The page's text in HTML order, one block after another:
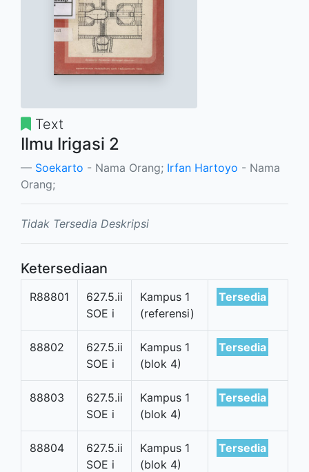
Text
Ilmu Irigasi 2
Soekarto - Nama Orang; Irfan Hartoyo - Nama
Orang;
Tidak Tersedia Deskripsi
Ketersediaan
R88801
627.5.ii
SOE i
Kampus 1
(referensi)
Tersedia
88802
627.5.ii
SOE i
Kampus 1
(blok 4)
Tersedia
88803
627.5.ii
SOE i
Kampus 1
(blok 4)
Tersedia
88804
627.5.ii
SOE i
Kampus 1
(blok 4)
Tersedia